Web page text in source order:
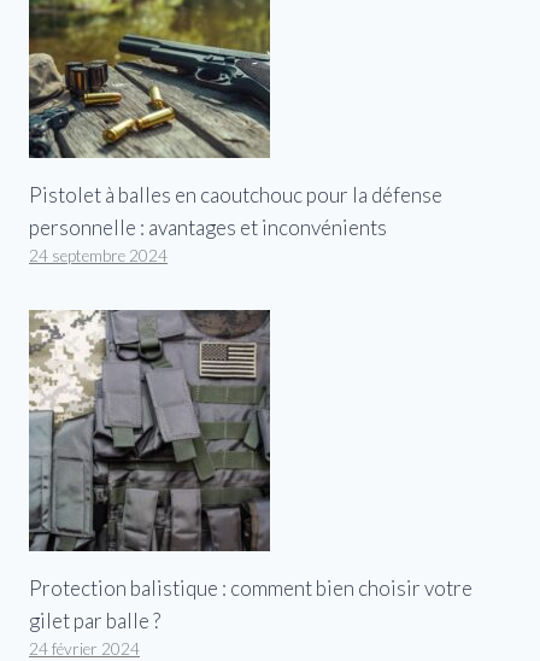
Pistolet à balles en caoutchouc pour la défense
personnelle : avantages et inconvénients
24 septembre 2024
Protection balistique : comment bien choisir votre
gilet par balle ?
24 février 2024